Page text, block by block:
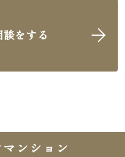
をする
ンション